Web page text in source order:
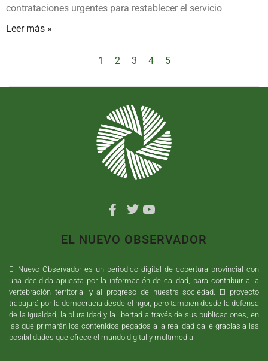
contrataciones urgentes para restablecer el servicio
Leer más »
1 2 3 4 5
EL NUEVO OBSERVADOR
El Nuevo Observador es un periodico digital de cobertura provincial con
una decidida apuesta por la información de calidad, para contribuir a la
vertebración territorial y al progreso de nuestra sociedad. El proyecto
trabajará por la democracia desde el rigor, pero también desde la defensa
de la igualdad, la pluralidad y la libertad a través de sus publicaciones, en
las que primarán los contenidos pegados a la realidad calle gracias a las
posibilidades que ofrece el mundo digital y multimedia.